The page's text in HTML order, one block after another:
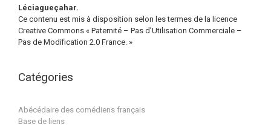
Léciagueçahar.
Ce contenu est mis à disposition selon les termes de la licence
Creative Commons « Paternité – Pas d’Utilisation Commerciale –
Pas de Modification 2.0 France. »
Catégories
Abécédaire des comédiens français
Base de liens